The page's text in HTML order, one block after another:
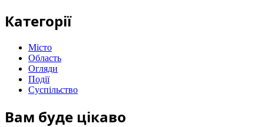
Категорії
Місто
Область
Огляди
Події
Суспільство
Вам буде цікаво